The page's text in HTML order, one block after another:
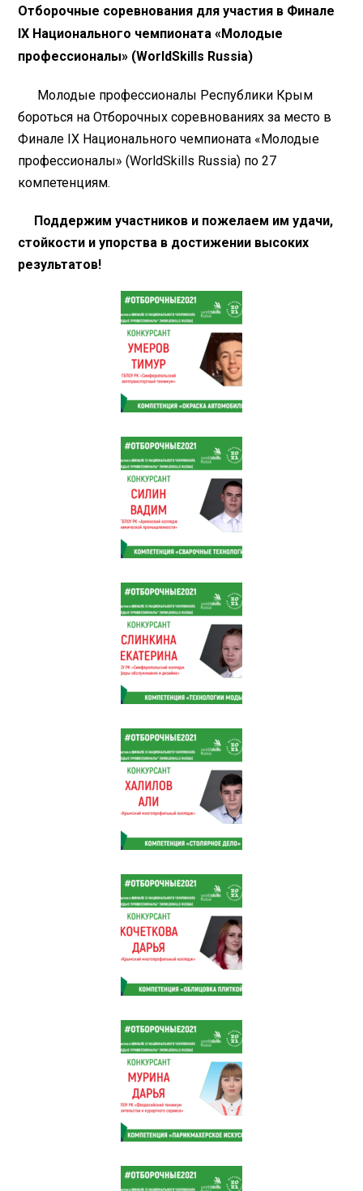
Отборочные соревнования для участия в Финале
IX Национального чемпионата «Молодые
профессионалы» (WorldSkills Russia)
Молодые профессионалы Республики Крым
бороться на Отборочных соревнованиях за место в
Финале IX Национального чемпионата «Молодые
профессионалы» (WorldSkills Russia) по 27
компетенциям.
Поддержим участников и пожелаем им удачи,
стойкости и упорства в достижении высоких
результатов!